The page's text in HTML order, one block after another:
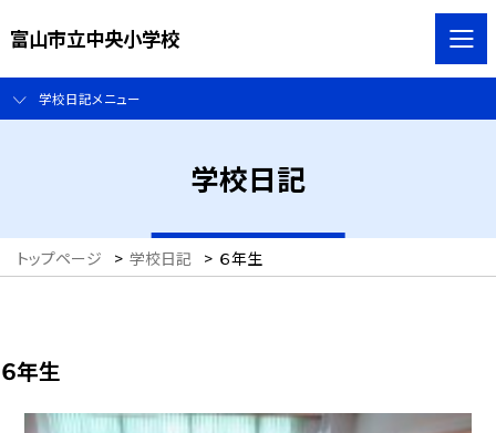
富山市立中央小学校
学校日記メニュー
学校日記
トップページ > 学校日記 > ６年生
６年生